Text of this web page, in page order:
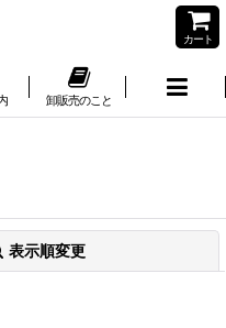
カート
卸販売のこと
表示順変更